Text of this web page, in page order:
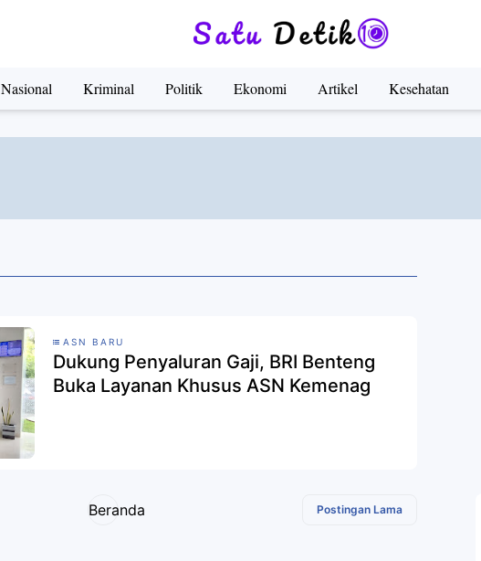
Nasional Kriminal Politik Ekonomi Artikel Kesehatan
ASN BARU
Dukung Penyaluran Gaji, BRI Benteng
Buka Layanan Khusus ASN Kemenag
Postingan Lama
Beranda